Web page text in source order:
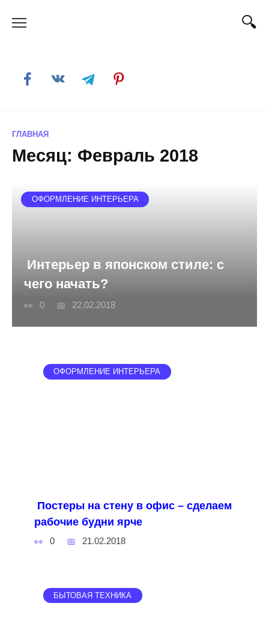
ГЛАВНАЯ
Месяц: Февраль 2018
ОФОРМЛЕНИЕ ИНТЕРЬЕРА
Интерьер в японском стиле: с
чего начать?
0 22.02.2018
ОФОРМЛЕНИЕ ИНТЕРЬЕРА
Постеры на стену в офис – сделаем
рабочие будни ярче
0 21.02.2018
БЫТОВАЯ ТЕХНИКА